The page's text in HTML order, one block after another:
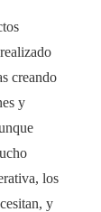
creando
y
los
y